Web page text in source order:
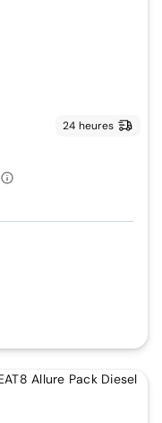
24 heures